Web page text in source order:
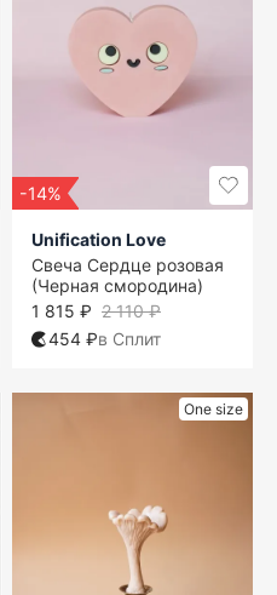
-14%
Unification Love
Свеча Сердце розовая
(Черная смородина)
2 110 ₽
1 815 ₽
454 ₽в Сплит
One size